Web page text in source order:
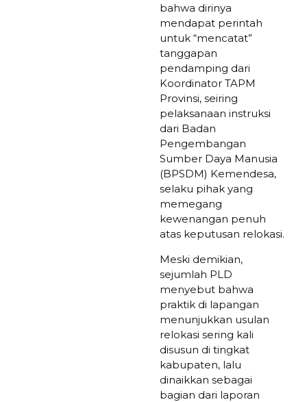
bahwa dirinya
mendapat perintah
untuk “mencatat”
tanggapan
pendamping dari
Koordinator TAPM
Provinsi, seiring
pelaksanaan instruksi
dari Badan
Pengembangan
Sumber Daya Manusia
(BPSDM) Kemendesa,
selaku pihak yang
memegang
kewenangan penuh
atas keputusan relokasi.
Meski demikian,
sejumlah PLD
menyebut bahwa
praktik di lapangan
menunjukkan usulan
relokasi sering kali
disusun di tingkat
kabupaten, lalu
dinaikkan sebagai
bagian dari laporan